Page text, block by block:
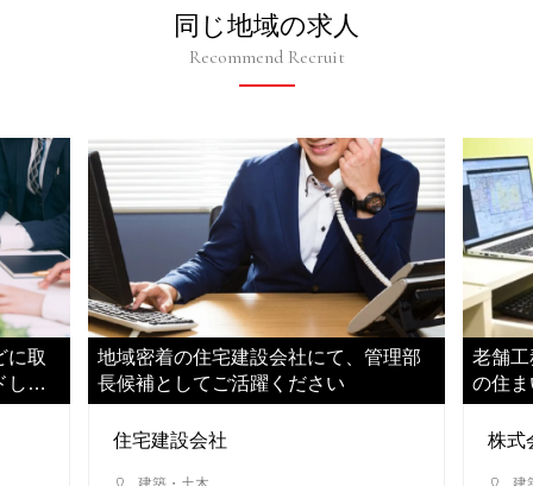
同じ地域の求人
Recommend Recruit
に取
して
地域密着の住宅建設会社にて、管理部
長候補としてご活躍ください
住宅建設会社
老舗
の住
い
株式